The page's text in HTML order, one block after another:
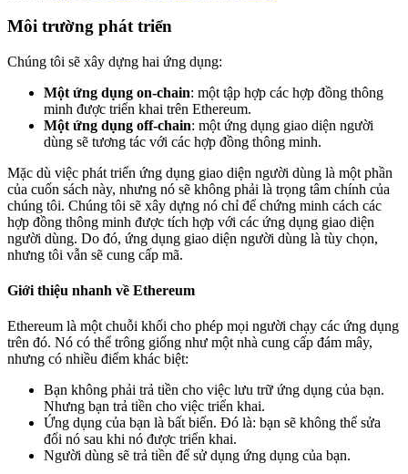
Môi trường phát triển
Chúng tôi sẽ xây dựng hai ứng dụng:
Một ứng dụng on-chain: một tập hợp các hợp đồng thông
minh được triển khai trên Ethereum.
Một ứng dụng off-chain: một ứng dụng giao diện người
dùng sẽ tương tác với các hợp đồng thông minh.
Mặc dù việc phát triển ứng dụng giao diện người dùng là một phần
của cuốn sách này, nhưng nó sẽ không phải là trọng tâm chính của
chúng tôi. Chúng tôi sẽ xây dựng nó chỉ để chứng minh cách các
hợp đồng thông minh được tích hợp với các ứng dụng giao diện
người dùng. Do đó, ứng dụng giao diện người dùng là tùy chọn,
nhưng tôi vẫn sẽ cung cấp mã.
Giới thiệu nhanh về Ethereum
Ethereum là một chuỗi khối cho phép mọi người chạy các ứng dụng
trên đó. Nó có thể trông giống như một nhà cung cấp đám mây,
nhưng có nhiều điểm khác biệt:
Bạn không phải trả tiền cho việc lưu trữ ứng dụng của bạn.
Nhưng bạn trả tiền cho việc triển khai.
Ứng dụng của bạn là bất biến. Đó là: bạn sẽ không thể sửa
đổi nó sau khi nó được triển khai.
Người dùng sẽ trả tiền để sử dụng ứng dụng của bạn.